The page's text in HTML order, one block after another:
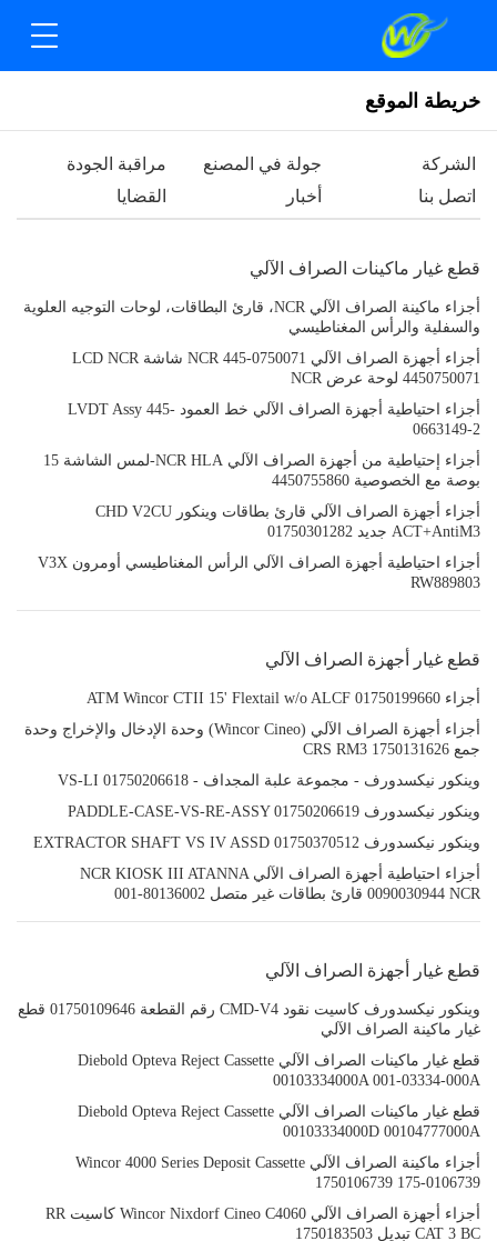
خريطة الموقع
الشركة جولة في المصنع
مراقبة الجودة
اتصل بنا
أخبار القضايا
قطع غيار ماكينات الصراف الآلي
أجزاء ماكينة الصراف الآلي NCR، قارئ البطاقات، لوحات التوجيه العلوية
والسفلية والرأس المغناطيسي
أجزاء أجهزة الصراف الآلي NCR 445-0750071 شاشة LCD NCR
4450750071 لوحة عرض NCR
أجزاء احتياطية أجهزة الصراف الآلي خط العمود LVDT Assy 445-
0663149-2
أجزاء إحتياطية من أجهزة الصراف الآلي NCR HLA-لمس الشاشة 15
بوصة مع الخصوصية 4450755860
أجزاء أجهزة الصراف الآلي قارئ بطاقات وينكور CHD V2CU
ACT+AntiM3 جديد 01750301282
أجزاء احتياطية أجهزة الصراف الآلي الرأس المغناطيسي أومرون V3X
RW889803
قطع غيار أجهزة الصراف الآلي
أجزاء ATM Wincor CTII 15' Flextail w/o ALCF 01750199660
أجزاء أجهزة الصراف الآلي (Wincor Cineo) وحدة الإدخال والإخراج وحدة
جمع CRS RM3 1750131626
وينكور نيكسدورف - مجموعة علبة المجداف - VS-LI 01750206618
وينكور نيكسدورف PADDLE-CASE-VS-RE-ASSY 01750206619
وينكور نيكسدورف EXTRACTOR SHAFT VS IV ASSD 01750370512
أجزاء احتياطية أجهزة الصراف الآلي NCR KIOSK III ATANNA
0090030944 NCR قارئ بطاقات غير متصل 80136002-001
قطع غيار أجهزة الصراف الآلي
وينكور نيكسدورف كاسيت نقود CMD-V4 رقم القطعة 01750109646 قطع
غيار ماكينة الصراف الآلي
قطع غيار ماكينات الصراف الآلي Diebold Opteva Reject Cassette
00103334000A 001-03334-000A
قطع غيار ماكينات الصراف الآلي Diebold Opteva Reject Cassette
00103334000D 00104777000A
أجزاء ماكينة الصراف الآلي Wincor 4000 Series Deposit Cassette
1750106739 175-0106739
أجزاء أجهزة الصراف الآلي Wincor Nixdorf Cineo C4060 كاسيت RR
CAT 3 BC تبديل 1750183503